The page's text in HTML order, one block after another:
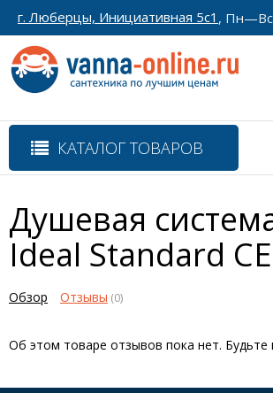
г. Люберцы, Инициативная 5с1 ,
КАТАЛОГ ТОВАРОВ
Душевая
Ideal Standard
Обзор Отзывы (0)
Об этом товаре отзывов пока нет. Будьте